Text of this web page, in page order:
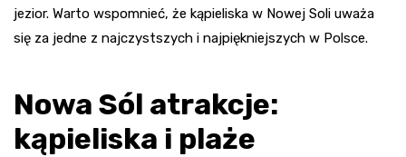
jezior. Warto wspomnieć, że kąpieliska w Nowej Soli uważa
się za jedne z najczystszych i najpiękniejszych w Polsce.
Nowa Sól atrakcje:
kąpieliska i plaże